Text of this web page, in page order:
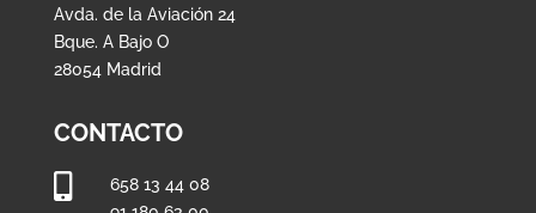
Avda. de la Aviación 24
Bque. A Bajo O
28054 Madrid
CONTACTO
658 13 44 08